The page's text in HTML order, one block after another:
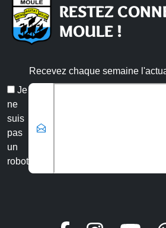
RESTEZ
MOULE !
Recevez chaque semaine
Je
ne
suis
pas
un
robot
Veuillez laisser ce champ vide :
Email